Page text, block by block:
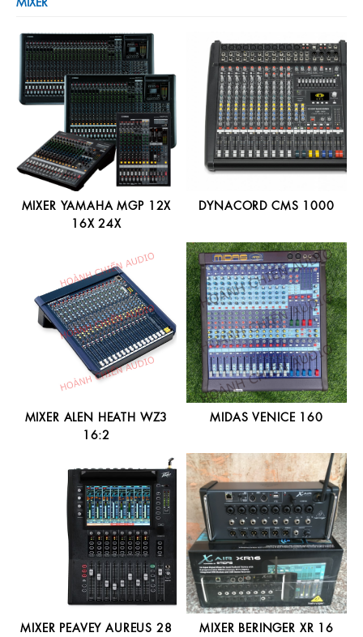
MIXER YAMAHA MGP 12X
16X 24X
DYNACORD CMS 1000
MIXER ALEN HEATH WZ3
16:2
MIDAS VENICE 160
MIXER PEAVEY AUREUS 28 MIXER BERINGER XR 16